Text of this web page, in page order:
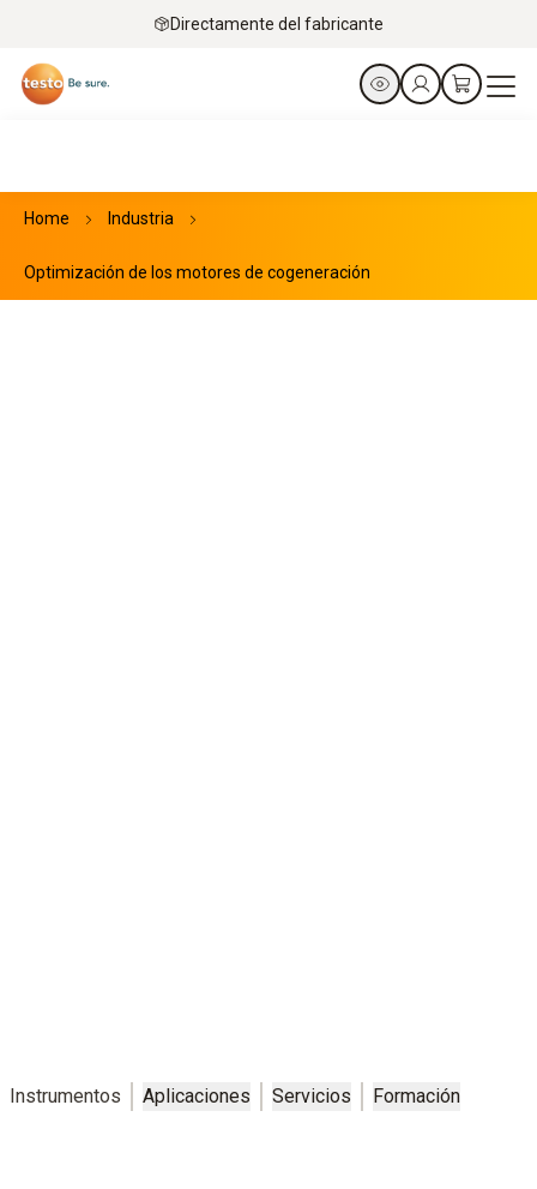
Directamente del fabricante
Home Industria
Optimización de los motores de cogeneración
Instrumentos Aplicaciones Servicios Formación